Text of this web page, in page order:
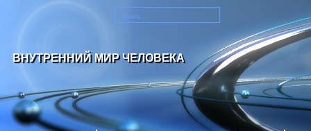
ВНУТРЕННИЙ МИР ЧЕЛОВЕКА